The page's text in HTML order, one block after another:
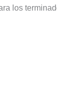
los